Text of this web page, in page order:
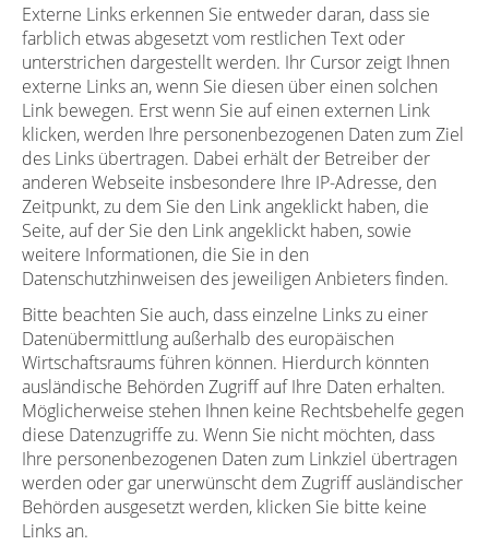
Externe Links erkennen Sie entweder daran, dass sie
farblich etwas abgesetzt vom restlichen Text oder
unterstrichen dargestellt werden. Ihr Cursor zeigt Ihnen
externe Links an, wenn Sie diesen über einen solchen
Link bewegen. Erst wenn Sie auf einen externen Link
klicken, werden Ihre personenbezogenen Daten zum Ziel
des Links übertragen. Dabei erhält der Betreiber der
anderen Webseite insbesondere Ihre IP-Adresse, den
Zeitpunkt, zu dem Sie den Link angeklickt haben, die
Seite, auf der Sie den Link angeklickt haben, sowie
weitere Informationen, die Sie in den
Datenschutzhinweisen des jeweiligen Anbieters finden.
Bitte beachten Sie auch, dass einzelne Links zu einer
Datenübermittlung außerhalb des europäischen
Wirtschaftsraums führen können. Hierdurch könnten
ausländische Behörden Zugriff auf Ihre Daten erhalten.
Möglicherweise stehen Ihnen keine Rechtsbehelfe gegen
diese Datenzugriffe zu. Wenn Sie nicht möchten, dass
Ihre personenbezogenen Daten zum Linkziel übertragen
werden oder gar unerwünscht dem Zugriff ausländischer
Behörden ausgesetzt werden, klicken Sie bitte keine
Links an.